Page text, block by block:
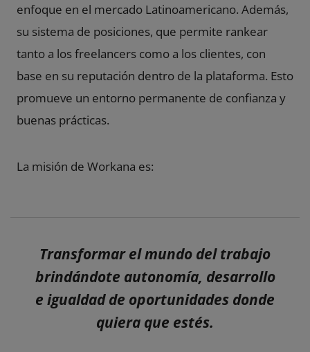
enfoque en el mercado Latinoamericano. Además,
su sistema de posiciones, que permite rankear
tanto a los freelancers como a los clientes, con
base en su reputación dentro de la plataforma. Esto
promueve un entorno permanente de confianza y
buenas prácticas.
La misión de Workana es:
Transformar el mundo del trabajo
brindándote autonomía, desarrollo
e igualdad de oportunidades donde
quiera que estés.